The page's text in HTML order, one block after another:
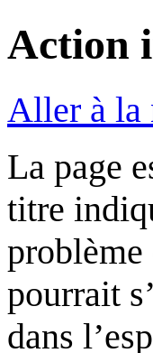
Action
Aller à la
La page
titre
pourrait
dans